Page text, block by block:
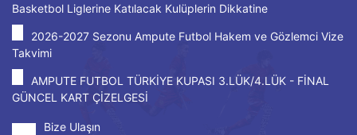
Basketbol Liglerine Katılacak Kulüplerin Dikkatine
2026-2027 Sezonu Ampute Futbol Hakem ve Gözlemci Vize
Takvimi
AMPUTE FUTBOL TÜRKİYE KUPASI 3.LÜK/4.LÜK - FİNAL
GÜNCEL KART ÇİZELGESİ
Bize Ulaşın